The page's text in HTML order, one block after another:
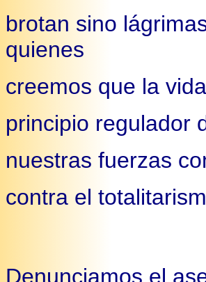
brotan sino
quienes
creemos que la
principio regulador
nuestras fuerzas
contra el
Denunciamos el